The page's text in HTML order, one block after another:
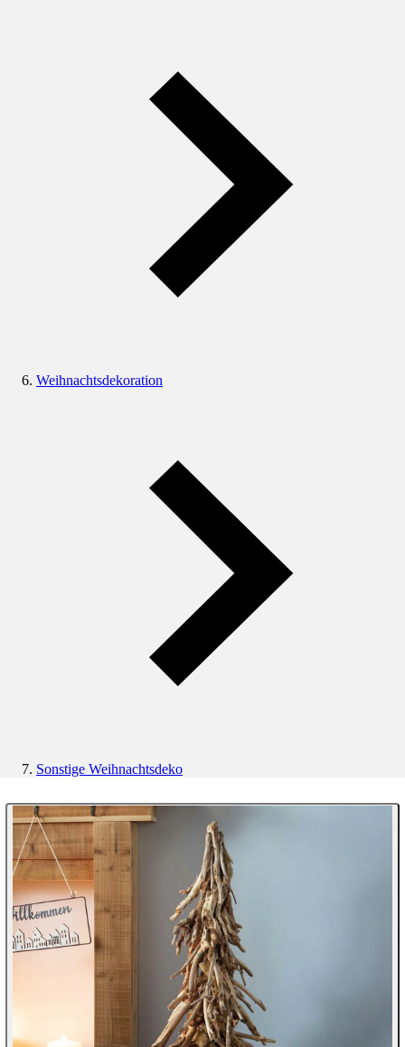
Weihnachtsdekoration
Sonstige Weihnachtsdeko